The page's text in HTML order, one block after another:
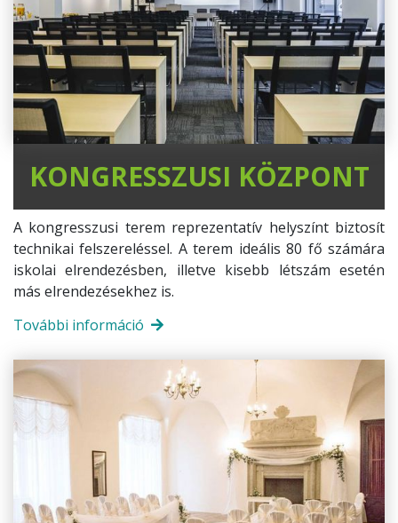
KONGRESSZUSI KÖZPONT
A kongresszusi terem reprezentatív helyszínt biztosít
technikai felszereléssel. A terem ideális 80 fő számára
iskolai elrendezésben, illetve kisebb létszám esetén
más elrendezésekhez is.
További információ